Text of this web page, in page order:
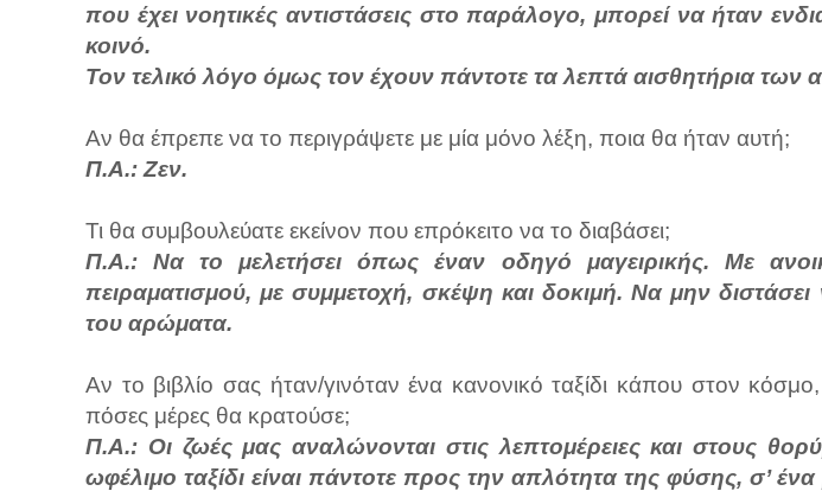
που έχει νοητικές αντιστάσεις στο παράλογο, μπορεί να ήταν
κοινό.
Τον τελικό λόγο όμως τον έχουν πάντοτε τα λεπτά αισθητήρια
Αν θα έπρεπε να το περιγράψετε με μία μόνο λέξη, ποια θα ήταν αυτή;
Π.Α.: Ζεν.
Τι θα συμβουλεύατε εκείνον που επρόκειτο να το διαβάσει;
Π.Α.: Να το μελετήσει όπως έναν οδηγό μαγειρικής. Με
πειραματισμού, με συμμετοχή, σκέψη και δοκιμή. Να μην
του αρώματα.
Αν το βιβλίο σας ήταν/γινόταν ένα κανονικό ταξίδι κάπου στον
πόσες μέρες θα κρατούσε;
Π.Α.: Οι ζωές μας αναλώνονται στις λεπτομέρειες και στους
ωφέλιμο ταξίδι είναι πάντοτε προς την απλότητα της φύσης, σ’